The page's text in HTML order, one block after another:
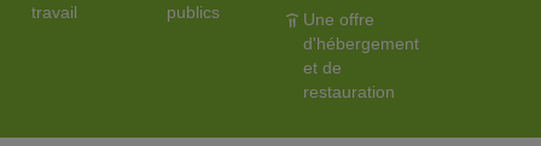
travail
publics
Une offre
d'hébergement
et de
restauration